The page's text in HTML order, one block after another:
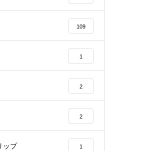
109
1
2
2
ップ 1